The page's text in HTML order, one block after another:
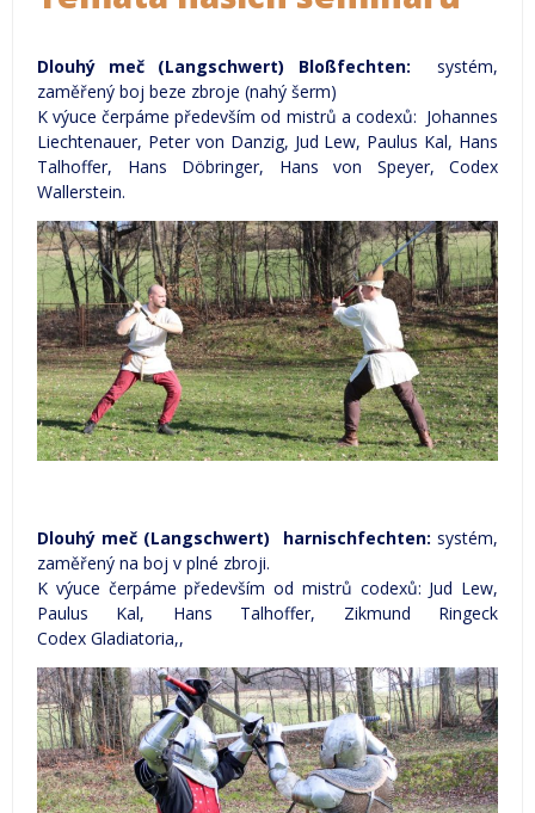
Dlouhý meč (Langschwert) Bloßfechten: systém,
zaměřený boj beze zbroje (nahý šerm)
K výuce čerpáme především od mistrů a codexů: Johannes
Liechtenauer, Peter von Danzig, Jud Lew, Paulus Kal, Hans
Talhoffer, Hans Döbringer, Hans von Speyer, Codex
Wallerstein.
Dlouhý meč (Langschwert) harnischfechten: systém,
zaměřený na boj v plné zbroji.
K výuce čerpáme především od mistrů codexů: Jud Lew,
Paulus Kal, Hans Talhoffer, Zikmund Ringeck
Codex Gladiatoria,,